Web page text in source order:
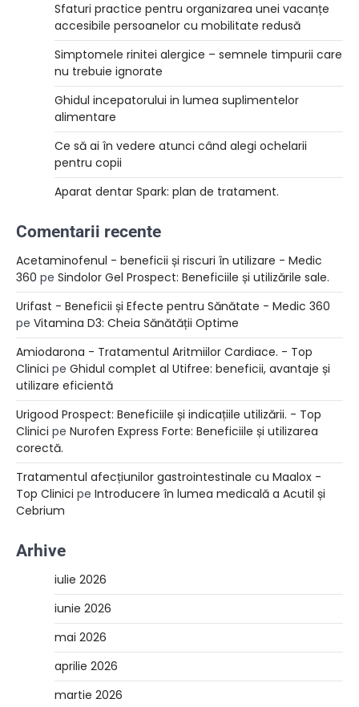
Sfaturi practice pentru organizarea unei vacanțe
accesibile persoanelor cu mobilitate redusă
Simptomele rinitei alergice – semnele timpurii care
nu trebuie ignorate
Ghidul incepatorului in lumea suplimentelor
alimentare
Ce să ai în vedere atunci când alegi ochelarii
pentru copii
Aparat dentar Spark: plan de tratament.
Comentarii recente
Acetaminofenul - beneficii și riscuri în utilizare - Medic
360 pe Sindolor Gel Prospect: Beneficiile și utilizările sale.
Urifast - Beneficii și Efecte pentru Sănătate - Medic 360
pe Vitamina D3: Cheia Sănătății Optime
Amiodarona - Tratamentul Aritmiilor Cardiace. - Top
Clinici pe Ghidul complet al Utifree: beneficii, avantaje și
utilizare eficientă
Urigood Prospect: Beneficiile și indicațiile utilizării. - Top
Clinici pe Nurofen Express Forte: Beneficiile și utilizarea
corectă.
Tratamentul afecțiunilor gastrointestinale cu Maalox -
Top Clinici pe Introducere în lumea medicală a Acutil și
Cebrium
Arhive
iulie 2026
iunie 2026
mai 2026
aprilie 2026
martie 2026